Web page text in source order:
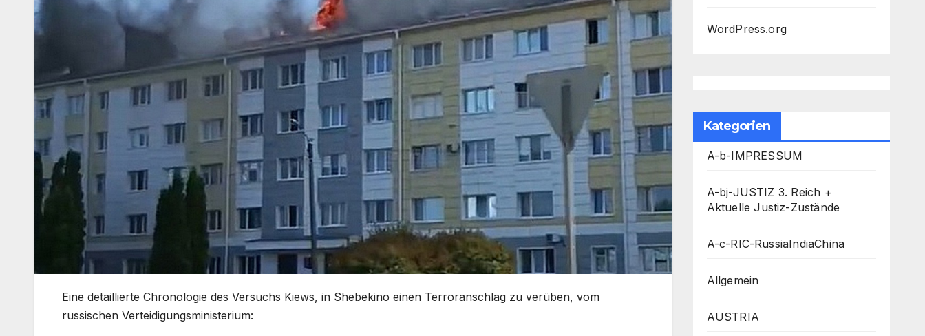
Eine detaillierte Chronologie des Versuchs Kiews, in Shebekino einen Terroranschlag zu verüben, vom
russischen Verteidigungsministerium:
WordPress.org
Kategorien
A-b-IMPRESSUM
A-bj-JUSTIZ 3. Reich +
Aktuelle Justiz-Zustände
A-c-RIC-RussiaIndiaChina
Allgemein
AUSTRIA